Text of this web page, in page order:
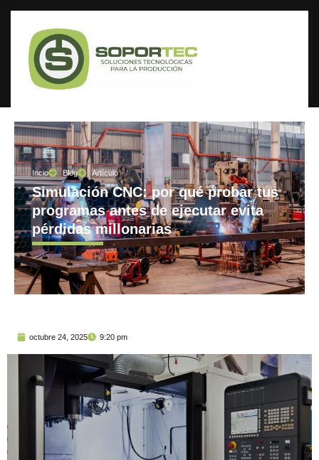
Incio Blog Artículo
Simulación CNC: por qué probar tus
programas antes de ejecutar evita
pérdidas millonarias
octubre 24, 2025 9:20 pm